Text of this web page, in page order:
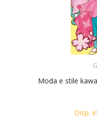
Moda e stile
Disp.